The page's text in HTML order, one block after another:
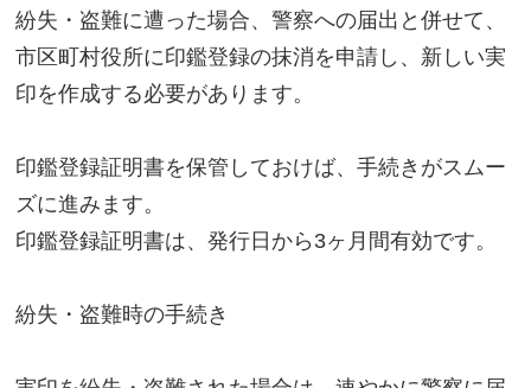
紛失・盗難に遭った場合、警察への届出と併せて、
市区町村役所に印鑑登録の抹消を申請し、新しい実
印を作成する必要があります。
印鑑登録証明書を保管しておけば、手続きがスムー
ズに進みます。
印鑑登録証明書は、発行日から3ヶ月間有効です。
紛失・盗難時の手続き